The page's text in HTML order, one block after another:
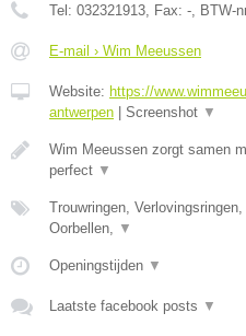
Tel: 032321913 , Fax: - , BTW-
E-mail › Wim Meeussen
Website: https://
antwerpen | Screenshot ▼
Wim Meeussen zorgt samen
perfect ▼
Trouwringen,
Oorbellen,
▼
Openingstijden ▼
Laatste facebook posts ▼